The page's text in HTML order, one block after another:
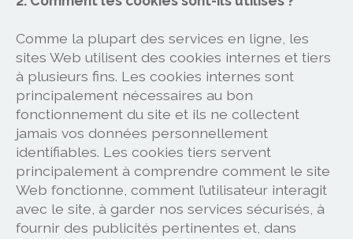
Comme la plupart des services en ligne, les
sites Web utilisent des cookies internes et tiers
à plusieurs fins. Les cookies internes sont
principalement nécessaires au bon
fonctionnement du site et ils ne collectent
jamais vos données personnellement
identifiables. Les cookies tiers servent
principalement à comprendre comment le site
Web fonctionne, comment l’utilisateur interagit
avec le site, à garder nos services sécurisés, à
fournir des publicités pertinentes et, dans